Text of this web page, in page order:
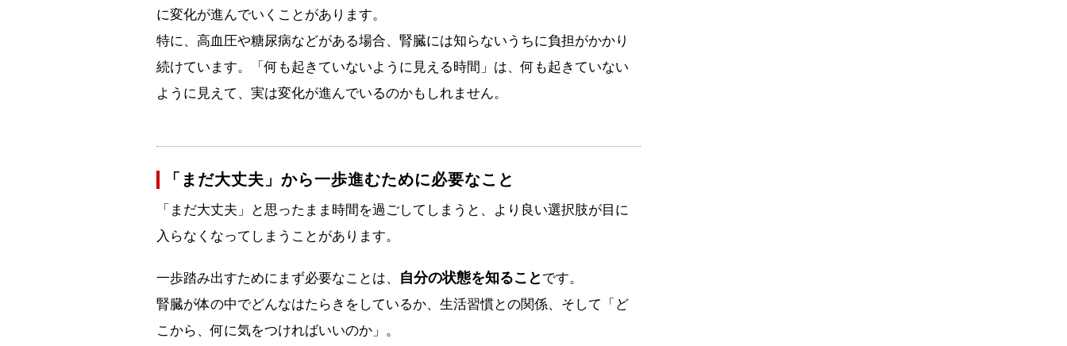
に変化が進んでいくことがあります。
特に、高血圧や糖尿病などがある場合、腎臓には知らないうちに負担がかかり
続けています。「何も起きていないように見える時間」は、何も起きていない
ように見えて、実は変化が進んでいるのかもしれません。
「まだ大丈夫」から一歩進むために必要なこと
「まだ大丈夫」と思ったまま時間を過ごしてしまうと、より良い選択肢が目に
入らなくなってしまうことがあります。
一歩踏み出すためにまず必要なことは、 自分の状態を知ること です。
腎臓が体の中でどんなはたらきをしているか、生活習慣との関係、そして「ど
こから、何に気をつければいいのか」。